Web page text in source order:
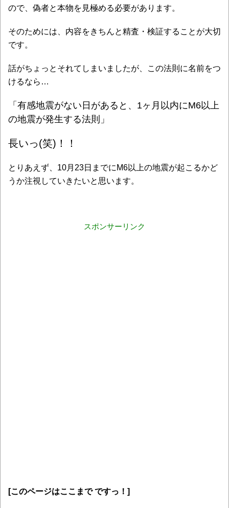
ので、偽者と本物を見極める必要があります。
そのためには、内容をきちんと精査・検証することが大切
です。
話がちょっとそれてしまいましたが、この法則に名前をつ
けるなら…
「有感地震がない日があると、1ヶ月以内にM6以上
の地震が発生する法則」
長いっ(笑)！！
とりあえず、10月23日までにM6以上の地震が起こるかど
うか注視していきたいと思います。
スポンサーリンク
[このページはここまで ですっ！]